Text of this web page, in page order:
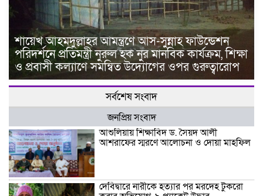
শায়েখ আহমদুল্লাহর আমন্ত্রণে আস-সুন্নাহ ফাউন্ডেশন
পরিদর্শনে প্রতিমন্ত্রী নুরুল হক নুর মানবিক কার্যক্রম, শিক্ষা
ও প্রবাসী কল্যাণে সমন্বিত উদ্যোগের ওপর গুরুত্বারোপ
সর্বশেষ সংবাদ
জনপ্রিয় সংবাদ
আশুলিয়ায় শিক্ষাবিদ ড. সৈয়দ আলী
আশরাফের স্মরণে আলোচনা ও দোয়া মাহফিল
দেবিদ্বারে নারীকে হত্যার পর মরদেহ টুকরো